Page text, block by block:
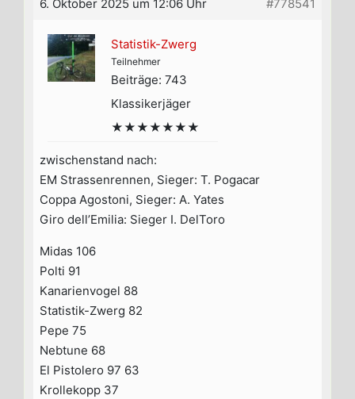
6. Oktober 2025 um 12:06 Uhr #778541
Statistik-Zwerg
Teilnehmer
Beiträge: 743
Klassikerjäger
★★★★★★★
zwischenstand nach:
EM Strassenrennen, Sieger: T. Pogacar
Coppa Agostoni, Sieger: A. Yates
Giro dell’Emilia: Sieger I. DelToro
Midas 106
Polti 91
Kanarienvogel 88
Statistik-Zwerg 82
Pepe 75
Nebtune 68
El Pistolero 97 63
Krollekopp 37